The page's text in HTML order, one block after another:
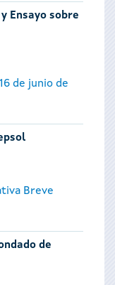
Ensayo sobre
de junio de
Breve
de